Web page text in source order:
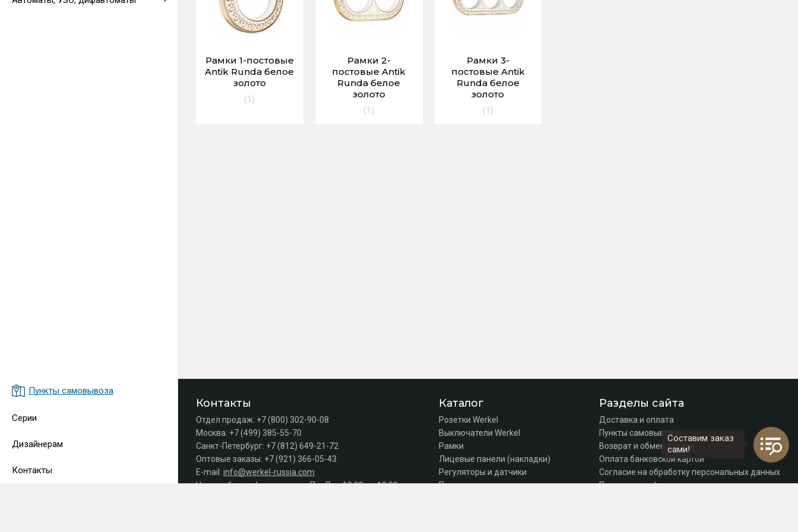
Пункты самовывоза
Серии
Дизайнерам
Контакты
Рамки 1-постовые
Antik Runda белое
золото
(1)
Рамки 2-
постовые Antik
Runda белое
золото
(1)
Рамки 3-
постовые Antik
Runda белое
золото
(1)
Контакты
Отдел продаж: +7 (800) 302-90-08
Москва: +7 (499) 385-55-70
Санкт-Петербург: +7 (812) 649-21-72
Оптовые заказы: +7 (921) 366-05-43
E-mail: info@werkel-russia.com
Часы работы офиса продаж: Пн–Пт с 10:00 до 18:00
Каталог
Розетки Werkel
Выключатели Werkel
Рамки
Лицевые панели (накладки)
Регуляторы и датчики
Подсветка лестниц
Разделы сайта
Доставка и оплата
Пункты самовывоза
Возврат и обмен товара
Оплата банковской картой
Согласие на обработку персональных данных
Политика конфиденциальности
Составим заказ
сами!